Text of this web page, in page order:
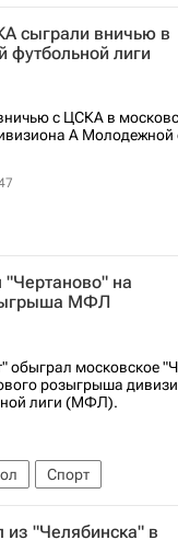
Антей" Зенит
сыграли вничью в
лиги
с ЦСКА в
А Молодежной
Антей"
ПФК ЦСКА
"Чертаново" на
МФЛ
обыграл московское
розыгрыша
лиги (МФЛ).
Спорт
Антей"
Зенит
"Челябинска" в